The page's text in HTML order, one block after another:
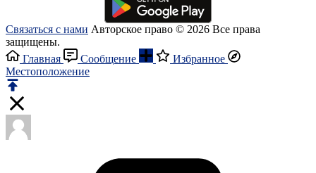
Связаться с нами Авторское право © 2026 Все права
защищены.
Главная
Сообщение
Избранное
Местоположение